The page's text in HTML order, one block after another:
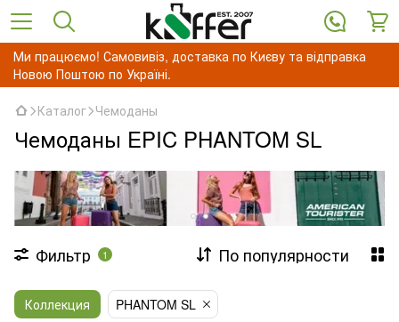
Ми працюємо! Самовивіз, доставка по Києву та відправка
Новою Поштою по Україні.
Каталог Чемоданы
Чемоданы EPIC PHANTOM SL
Фильтр 1 По популярности
Коллекция PHANTOM SL